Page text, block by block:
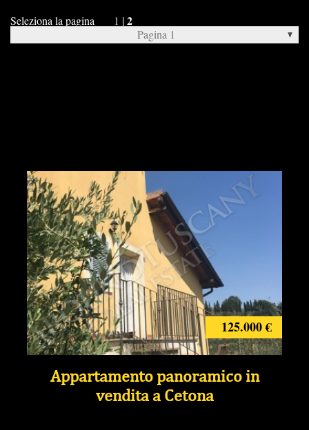
Seleziona la pagina 1 |2
Pagina 1
125.000 €
Appartamento panoramico in
vendita a Cetona